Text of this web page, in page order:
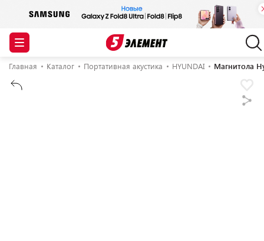
Главная Каталог Портативная акустика HYUNDAI Магнитола